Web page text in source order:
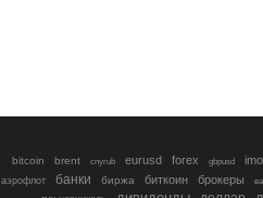
bitcoin brent cnyrub eurusd forex gbpusd
аэрофлот банки биржа биткоин брокеры